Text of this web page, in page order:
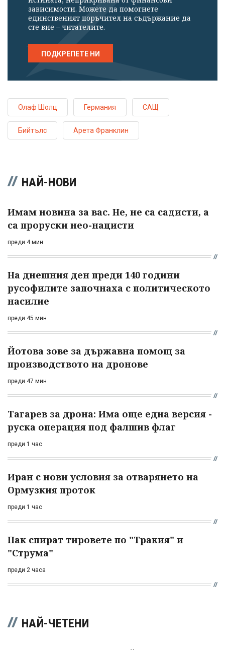
зависимости. Можете да помогнете
единственият поръчител на съдържание да
сте вие – читателите.
ПОДКРЕПЕТЕ НИ
Олаф Шолц Германия САЩ
Бийтълс Арета Франклин
НАЙ-НОВИ
Имам новина за вас. Не, не са садисти, а
са проруски нео-нацисти
преди 4 мин
На днешния ден преди 140 години
русофилите започнаха с политическото
насилие
преди 45 мин
Йотова зове за държавна помощ за
производството на дронове
преди 47 мин
Тагарев за дрона: Има още една версия -
руска операция под фалшив флаг
преди 1 час
Иран с нови условия за отварянето на
Ормузкия проток
преди 1 час
Пак спират тировете по "Тракия" и
"Струма"
преди 2 часа
НАЙ-ЧЕТЕНИ